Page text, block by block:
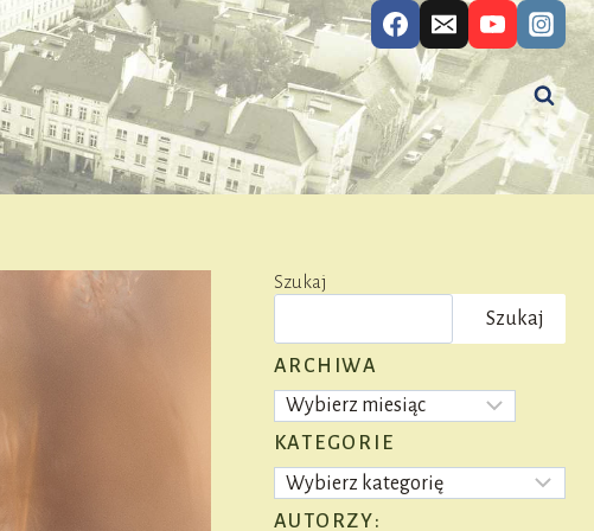
Szukaj
Szukaj
ARCHIWA
Archiwa
KATEGORIE
Kategorie
AUTORZY: